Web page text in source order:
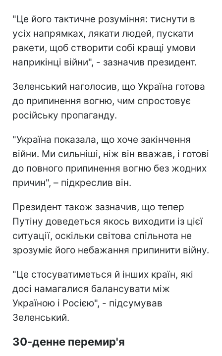
"Це його тактичне розуміння: тиснути в
усіх напрямках, лякати людей, пускати
ракети, щоб створити собі кращі умови
наприкінці війни", - зазначив президент.
Зеленський наголосив, що Україна готова
до припинення вогню, чим спростовує
російську пропаганду.
"Україна показала, що хоче закінчення
війни. Ми сильніші, ніж він вважав, і готові
до повного припинення вогню без жодних
причин", – підкреслив він.
Президент також зазначив, що тепер
Путіну доведеться якось виходити із цієї
ситуації, оскільки світова спільнота не
зрозуміє його небажання припинити війну.
"Це стосуватиметься й інших країн, які
досі намагалися балансувати між
Україною і Росією", - підсумував
Зеленський.
30-денне перемир'я